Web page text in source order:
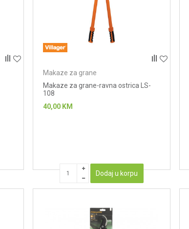
Makaze za grane
Makaze za grane-ravna ostrica LS-
108
40,00 KM
Dodaj u korpu